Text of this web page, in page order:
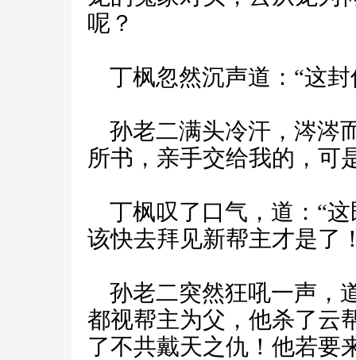
呢？
丁枫忽然沉声道：“这封
孙老二满头冷汗，涔涔
所书，亲手交给我的，
丁枫叹了口气，道：“
该快去拜见新帮主才是了
孙老二突然狂吼一声，
都视帮主为父，他杀了云
了不共戴天之仇！他若要